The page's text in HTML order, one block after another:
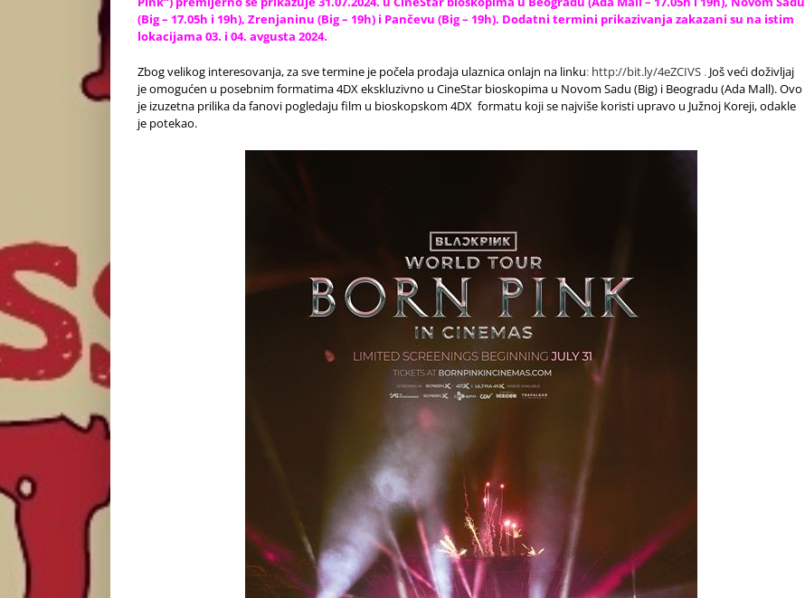
(Big – 17.05h i 19h), Zrenjaninu (Big – 19h) i Pančevu (Big – 19h). Dodatni termini prikazivanja zakazani su na istim
lokacijama 03. i 04. avgusta 2024.
Zbog velikog interesovanja, za sve termine je počela prodaja ulaznica onlajn na linku: http://bit.ly/4eZCIVS . Još veći doživljaj
je omogućen u posebnim formatima 4DX ekskluzivno u CineStar bioskopima u Novom Sadu (Big) i Beogradu (Ada Mall). Ovo
je izuzetna prilika da fanovi pogledaju film u bioskopskom 4DX formatu koji se najviše koristi upravo u Južnoj Koreji, odakle
je potekao.